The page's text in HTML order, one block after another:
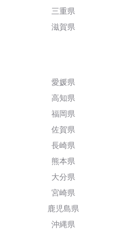
三重県
滋賀県
愛媛県
高知県
福岡県
佐賀県
長崎県
熊本県
大分県
宮崎県
鹿児島県
沖縄県